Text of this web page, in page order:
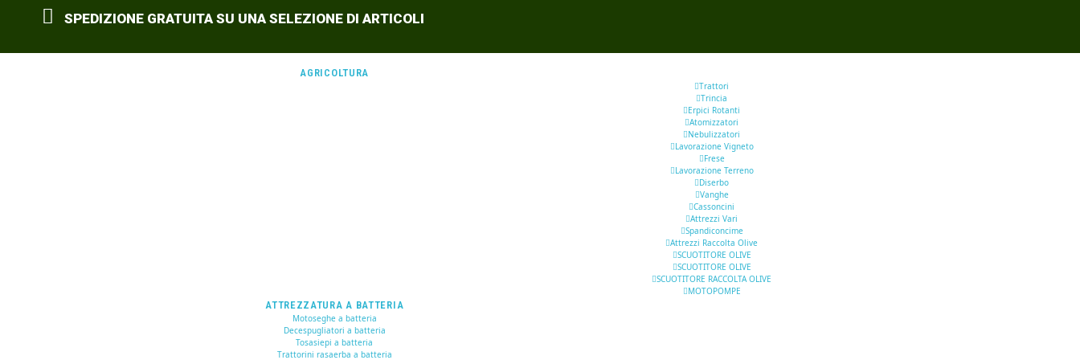
SPEDIZIONE GRATUITA SU UNA SELEZIONE DI ARTICOLI
AGRICOLTURA
Trattori
Trincia
Erpici Rotanti
Atomizzatori
Nebulizzatori
Lavorazione Vigneto
Frese
Lavorazione Terreno
Diserbo
Vanghe
Cassoncini
Attrezzi Vari
Spandiconcime
Attrezzi Raccolta Olive
SCUOTITORE OLIVE
SCUOTITORE OLIVE
SCUOTITORE RACCOLTA OLIVE
MOTOPOMPE
ATTREZZATURA A BATTERIA
Motoseghe a batteria
Decespugliatori a batteria
Tosasiepi a batteria
Trattorini rasaerba a batteria